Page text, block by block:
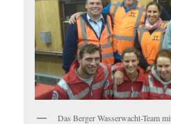
Das Berger Wasserwacht-Team